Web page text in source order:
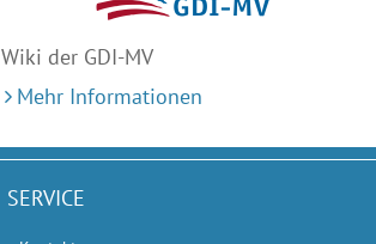
Wiki der GDI-MV
Mehr Informationen
SERVICE